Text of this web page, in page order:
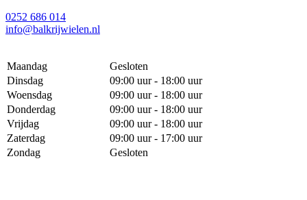
0252 686 014
info@balkrijwielen.nl
Maandag
Gesloten
Dinsdag
09:00 uur - 18:00 uur
Woensdag
09:00 uur - 18:00 uur
Donderdag
09:00 uur - 18:00 uur
Vrijdag
09:00 uur - 18:00 uur
Zaterdag
09:00 uur - 17:00 uur
Zondag
Gesloten